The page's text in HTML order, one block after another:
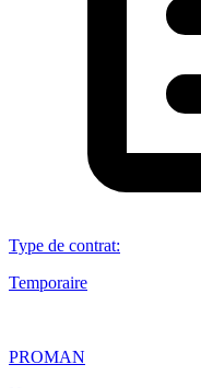
Type de contrat:
Temporaire
PROMAN